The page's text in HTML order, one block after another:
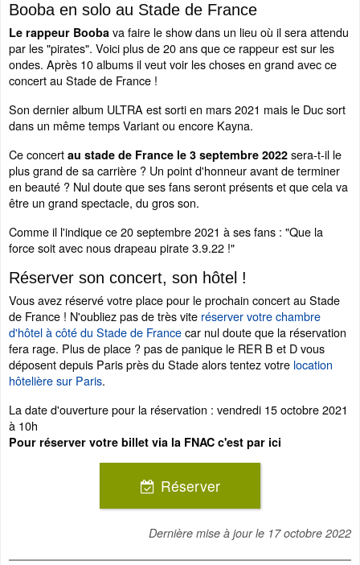
Booba en solo au Stade de France
Le rappeur Booba va faire le show dans un lieu où il sera attendu
par les "pirates". Voici plus de 20 ans que ce rappeur est sur les
ondes. Après 10 albums il veut voir les choses en grand avec ce
concert au Stade de France !
Son dernier album ULTRA est sorti en mars 2021 mais le Duc sort
dans un même temps Variant ou encore Kayna.
Ce concert au stade de France le 3 septembre 2022 sera-t-il le
plus grand de sa carrière ? Un point d'honneur avant de terminer
en beauté ? Nul doute que ses fans seront présents et que cela va
être un grand spectacle, du gros son.
Comme il l'indique ce 20 septembre 2021 à ses fans : "Que la
force soit avec nous drapeau pirate 3.9.22 !"
Réserver son concert, son hôtel !
Vous avez réservé votre place pour le prochain concert au Stade
de France ! N'oubliez pas de très vite réserver votre chambre
d'hôtel à côté du Stade de Francecar nul doute que la réservation
fera rage. Plus de place ? pas de panique le RER B et D vous
déposent depuis Paris près du Stade alors tentez votre location
hôtelière sur Paris.
La date d'ouverture pour la réservation : vendredi 15 octobre 2021
à 10h
Pour réserver votre billet via la FNAC c'est par ici
Réserver
Dernière mise à jour le 17 octobre 2022